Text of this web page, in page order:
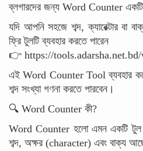
ব্লগারদের জন্য Word Counter
যদি আপনি সহজে শব্দ, ক্যারেক্টার বা
ফ্রি টুলটি ব্যবহার করতে পারেন
👉 https://
এই Word Counter Tool ব্যবহার
শব্দ সংখ্যা গণনা করতে পারবেন।
🔍 Word Counter কী?
Word Counter হলো এমন একটি টুল
শব্দ, অক্ষর (character) এবং বাক্য